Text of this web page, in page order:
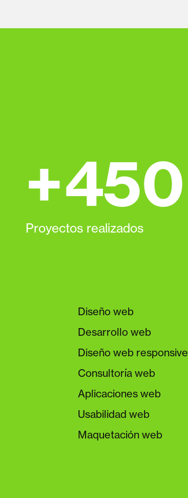
+450
Proyectos realizados
Diseño web
Desarrollo web
Diseño web responsive
Consultoría web
Aplicaciones web
Usabilidad web
Maquetación web